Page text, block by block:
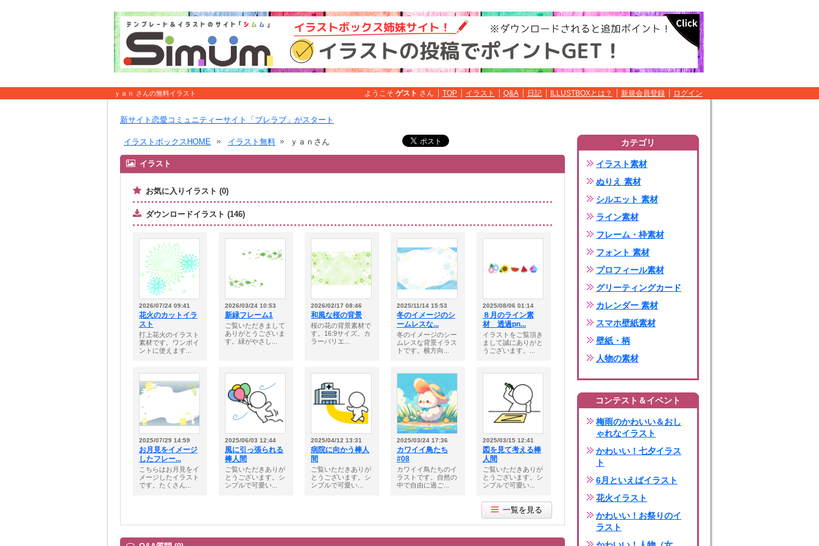
ｙａｎ さんの無料イラスト ようこそ ゲスト さん TOP イラスト Q&A 日記 ILLUSTBOXとは？ 新規会員登録 ログイン
新サイト恋愛コミュニティーサイト「ブレラブ」がスタート
イラストボックスHOME イラスト無料 ｙａｎさん
イラスト
お気に入りイラスト (0)
ダウンロードイラスト (146)
2026/07/24 09:41
花火のカットイラ
スト
打上花火のイラスト
素材です。ワンポイ
ントに使えます...
2026/03/24 10:53
新緑フレーム1
ご覧いただきまして
ありがとうございま
す。緑がやさし...
2026/02/17 08:46
和風な桜の背景
桜の花の背景素材で
す。16:9サイズ。カ
ラーバリエ...
2025/11/14 15:53
冬のイメージのシ
ームレスな...
冬のイメージのシー
ムレスな背景イラス
トです。横方向...
2025/08/06 01:14
８月のライン素
材 透過pn...
イラストをご覧頂き
まして誠にありがと
うございます。...
2025/07/29 14:59
お月見をイメージ
したフレー...
こちらはお月見をイ
メージしたイラスト
です。たくさん...
2025/06/03 12:44
風に引っ張られる
棒人間
ご覧いただきありが
とうございます。シ
ンプルで可愛い...
2025/04/12 13:31
病院に向かう棒人
間
ご覧いただきありが
とうございます。シ
ンプルで可愛い...
2025/03/24 17:36
カワイイ鳥たち
#08
カワイイ鳥たちのイ
ラストです。自然の
中で自由に過ご...
2025/03/15 12:41
図を見て考える棒
人間
ご覧いただきありが
とうございます。シ
ンプルで可愛い...
一覧を見る
カテゴリ
イラスト素材
ぬりえ 素材
シルエット 素材
ライン素材
フレーム・枠素材
フォント 素材
プロフィール素材
グリーティングカード
カレンダー 素材
スマホ壁紙素材
壁紙・柄
人物の素材
コンテスト＆イベント
梅雨のかわいい＆おし
ゃれなイラスト
かわいい！七夕イラス
ト
6月といえばイラスト
花火イラスト
かわいい！お祭りのイ
ラスト